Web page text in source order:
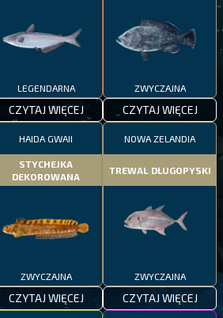
LEGENDARNA
CZYTAJ WIĘCEJ
ZWYCZAJNA
CZYTAJ WIĘCEJ
HAIDA GWAII
STYCHEJKA
DEKOROWANA
ZWYCZAJNA
CZYTAJ WIĘCEJ
NOWA ZELANDIA
TREWAL DŁUGOPYSKI
ZWYCZAJNA
CZYTAJ WIĘCEJ